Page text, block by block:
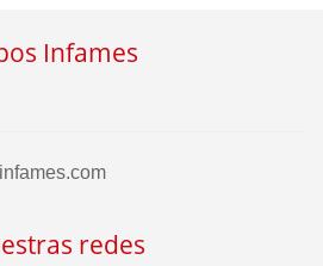
Infames
redes